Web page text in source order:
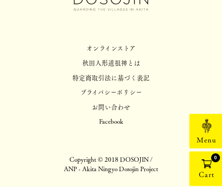
Menu
Cart
0
オンラインストア
秋田人形道祖神とは
特定商取引法に基づく表記
プライバシーポリシー
お問い合わせ
Facebook
Copyright © 2018 DOSOJIN /
ANP - Akita Ningyo Dosojin Project